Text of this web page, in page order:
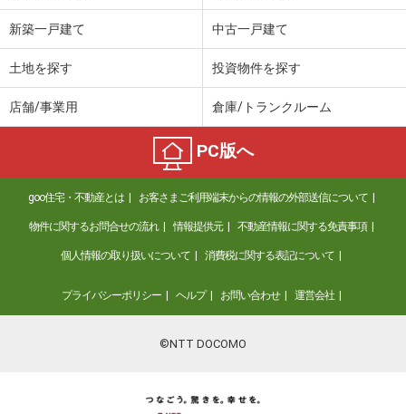
新築一戸建て 中古一戸建て
土地を探す 投資物件を探す
店舗/事業用 倉庫/トランクルーム
PC版へ
goo住宅・不動産とは お客さまご利用端末からの情報の外部送信について
物件に関するお問合せの流れ 情報提供元 不動産情報に関する免責事項
個人情報の取り扱いについて 消費税に関する表記について
プライバシーポリシー ヘルプ お問い合わせ 運営会社
©NTT DOCOMO